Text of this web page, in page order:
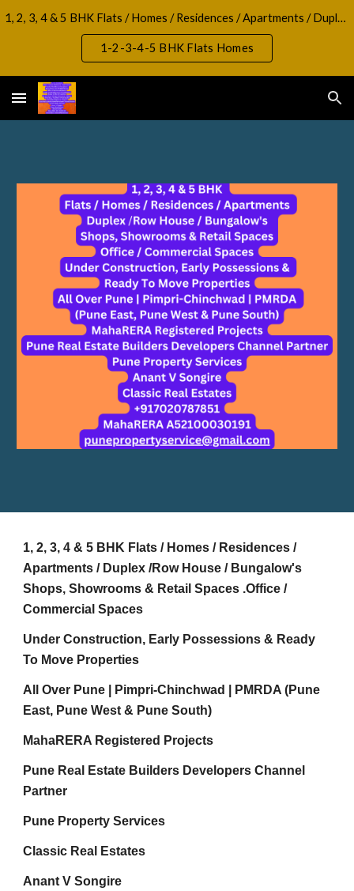
Skip to navigation
1, 2, 3, 4 & 5 BHK Flats / Homes / Residences / Apartments / Duplex / RowHouse / Bungalow, Shops, Showrooms & Retail Spaces Office / Commercial Spaces
1-2-3-4-5 BHK Flats Homes
1, 2, 3, 4 & 5 BHK Flats / Homes / Residences /
Apartments / Duplex /Row House / Bungalow's
Shops, Showrooms & Retail Spaces .Office /
Commercial Spaces
Under Construction, Early Possessions & Ready
To Move Properties
All Over Pune | Pimpri-Chinchwad | PMRDA (Pune
East, Pune West & Pune South)
MahaRERA Registered Projects
Pune Real Estate Builders Developers Channel
Partner
Pune Property Services
Classic Real Estates
Anant V Songire